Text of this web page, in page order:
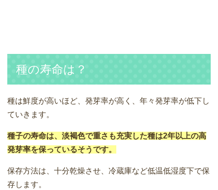
種の寿命は？
種は鮮度が高いほど、発芽率が高く、年々発芽率が低下し
ていきます。
種子の寿命は、淡褐色で重さも充実した種は2年以上の高
発芽率を保っているそうです。
保存方法は、十分乾燥させ、冷蔵庫など低温低湿度下で保
存します。